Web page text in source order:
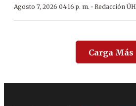
Agosto 7, 2026 04:16 p. m. · Redacción ÚH
Carga Más